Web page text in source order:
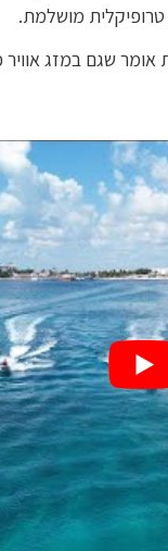
טרופיקלית מושלמת.
אומר שגם במזג